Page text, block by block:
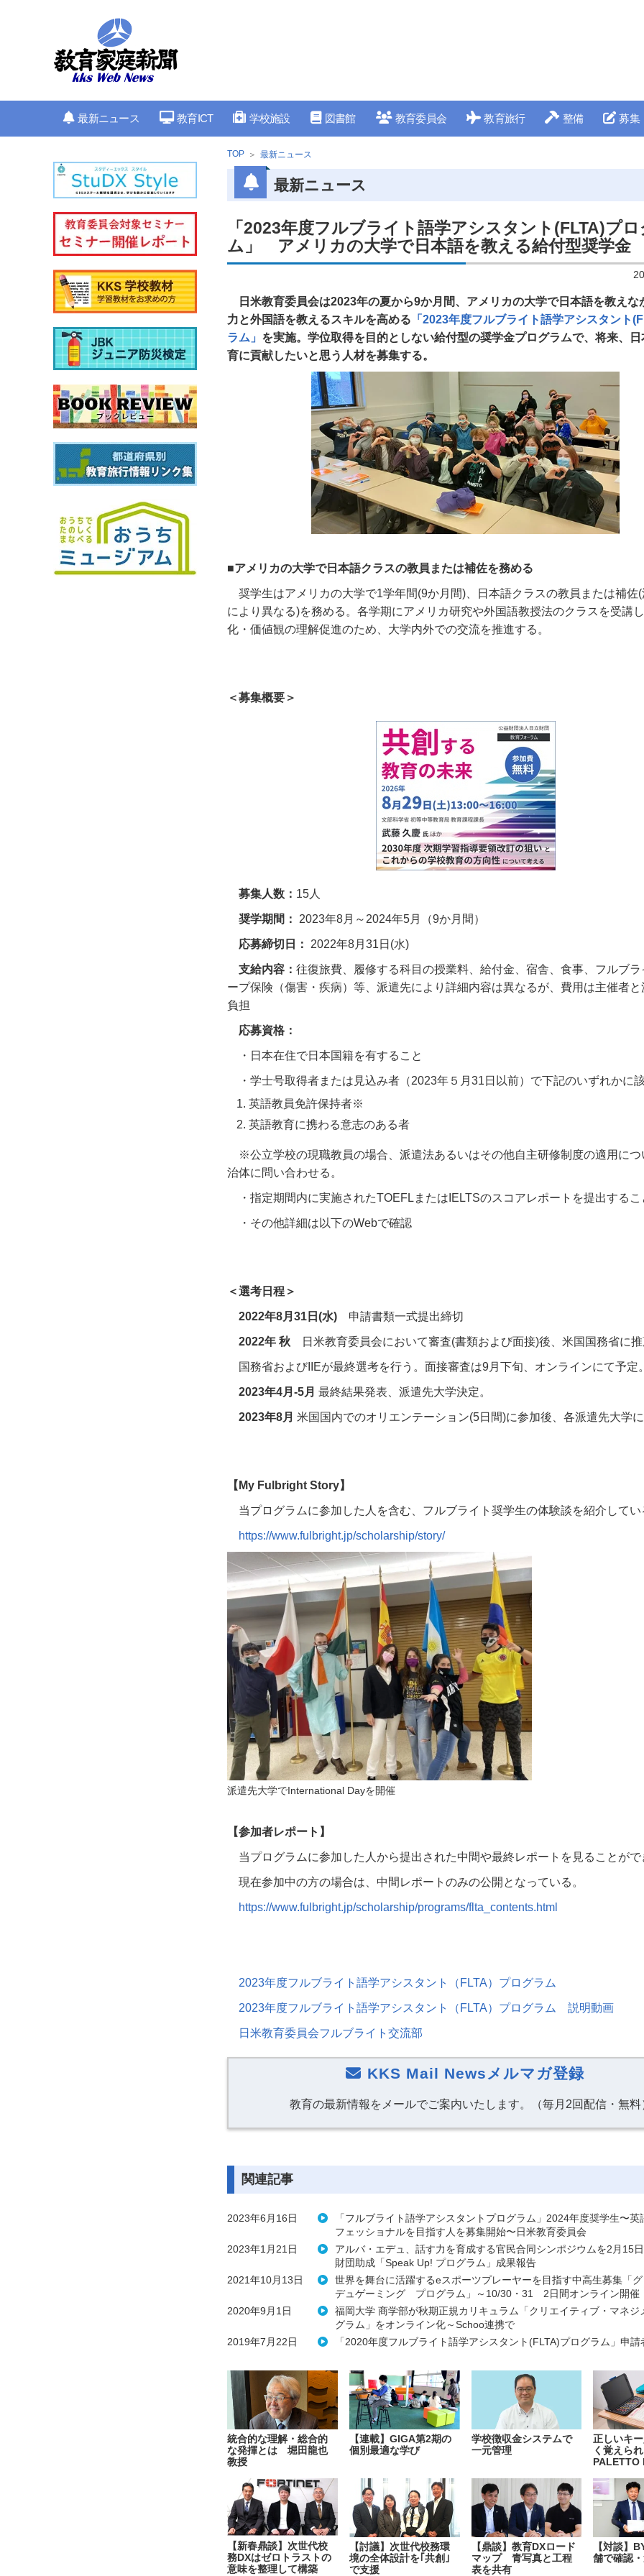
最新ニュース 教育ICT 学校施設 図書館 教育委員会 教育旅行 整備 募集
TOP 最新ニュース
最新ニュース
「2023年度フルブライト語学アシスタント(FLTA)プ
ム」 アメリカの大学で日本語を教える給付型奨学金
日米教育委員会は2023年の夏から9か月間、アメリカの大学で日本語を教えな
力と外国語を教えるスキルを高める 「2023年度フルブライト語学アシスタント
ラム」 を実施。学位取得を目的としない給付型の奨学金プログラムで、将来、
育に貢献したいと思う人材を募集する。
■アメリカの大学で日本語クラスの教員または補佐を務める
奨学生はアメリカの大学で1学年間(9か月間) 、日本語クラスの教員または補佐(
により異なる)を務める。各学期にアメリカ研究や外国語教授法のクラスを受講
化・価値観の理解促進のため、大学内外での交流を推進する。
＜募集概要＞
募集人数： 15 人
奨学期間： 2023年8月～ 2024年5月（9か月間）
応募締切日： 2022年8月 31 日 (水)
支給内容： 往復旅費、履修する科目の授業料、給付金、宿舎、食事、フルブ
ープ保険（傷害・疾病）等、派遣先により詳細内容は異なるが、費用は主催者
負担
応募資格：
・日本在住で日本国籍を有すること
・学士号取得者または見込み者（2023年５月 31 日以前）で下記のいずれかに
英語教員免許保持者※
英語教育に携わる意志のある者
※公立学校の現職教員の場合、派遣法あるいはその他自主研修制度の適用につ
治体に問い合わせる。
・指定期間内に実施されたTOEFL または IELTSのスコアレポートを提出するこ
・その他詳細は以下のWebで確認
＜選考日程＞
2022年8月31日(水) 申請書類一式提出締切
2022年 秋 日米教育委員会において審査(書類および面接)後、米国国務省に
国務省および IIEが最終選考を行う。面接審査は9月下旬、オンラインにて予定
2023年4月-5月 最終結果発表、派遣先大学決定。
2023年8月 米国国内でのオリエンテーション(5日間)に参加後、各派遣先大学
【My Fulbright Story】
当プログラムに参加した人を含む、フルブライト奨学生の体験談を紹介してい
https://www.fulbright.jp/scholarship/story/
派遣先大学でInternational Dayを開催
【参加者レポート】
当プログラムに参加した人から提出された中間や最終レポートを見ることがで
現在参加中の方の場合は、中間レポートのみの公開となっている。
https://www.fulbright.jp/scholarship/programs/flta_contents.html
2023年度フルブライト語学アシスタント（ FLTA）プログラム
2023年度フルブライト語学アシスタント（ FLTA）プログラム 説明動画
日米教育委員会フルブライト交流部
KKS Mail Newsメルマガ登録
教育の最新情報をメールでご案内いたします。（毎月2回配信・無料
関連記事
2023年6月16日
「フルブライト語学アシスタントプログラム」2024年度奨学生〜英
フェッショナルを目指す人を募集開始〜日米教育委員会
2023年1月21日
アルバ・エデュ、話す力を育成する官民合同シンポジウムを2月15
財団助成「Speak Up! プログラム」成果報告
2021年10月13日
世界を舞台に活躍するeスポーツプレーヤーを目指す中高生募集「
デュゲーミング プログラム」～10/30・31 2日間オンライン開催
2020年9月1日
福岡大学 商学部が秋期正規カリキュラム「クリエイティブ・マネジ
グラム」をオンライン化～Schoo連携で
2019年7月22日
「2020年度フルブライト語学アシスタント(FLTA)プログラム」申
統合的な理解・総合的
な発揮とは 堀田龍也
教授
【連載】GIGA第2期の
個別最適な学び
学校徴収金システムで
一元管理
正しいキ
く覚えら
【新春鼎談】次世代校
務DXはゼロトラストの
意味を整理して構築
【討議】次世代校務環
境の全体設計を｢共創｣
で支援
【鼎談】教育DXロード
マップ 青写真と工程
表を共有
【対談】
舗で確認